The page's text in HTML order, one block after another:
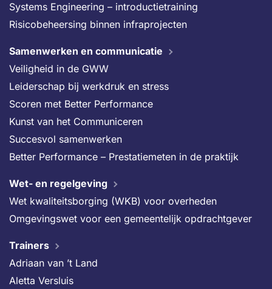
Systems Engineering – introductietraining
Risicobeheersing binnen infraprojecten
Samenwerken en communicatie
Veiligheid in de GWW
Leiderschap bij werkdruk en stress
Scoren met Better Performance
Kunst van het Communiceren
Succesvol samenwerken
Better Performance – Prestatiemeten in de praktijk
Wet- en regelgeving
Wet kwaliteitsborging (WKB) voor overheden
Omgevingswet voor een gemeentelijk opdrachtgever
Trainers
Adriaan van ’t Land
Aletta Versluis